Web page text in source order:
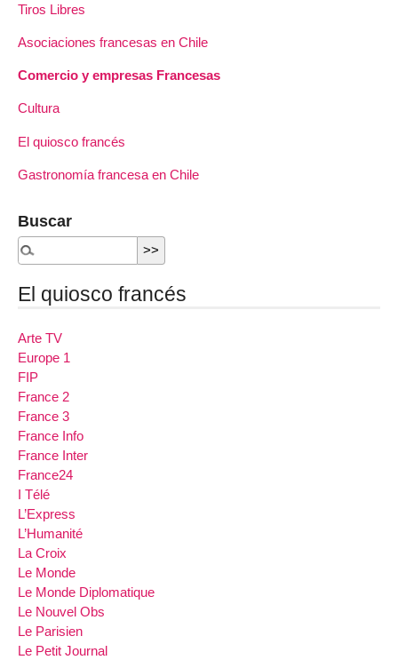
Tiros Libres
Asociaciones francesas en Chile
Comercio y empresas Francesas
Cultura
El quiosco francés
Gastronomía francesa en Chile
Buscar
El quiosco francés
Arte TV
Europe 1
FIP
France 2
France 3
France Info
France Inter
France24
I Télé
L’Express
L’Humanité
La Croix
Le Monde
Le Monde Diplomatique
Le Nouvel Obs
Le Parisien
Le Petit Journal